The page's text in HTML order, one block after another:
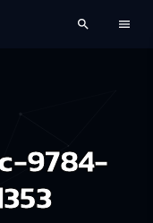
search menu
9784-